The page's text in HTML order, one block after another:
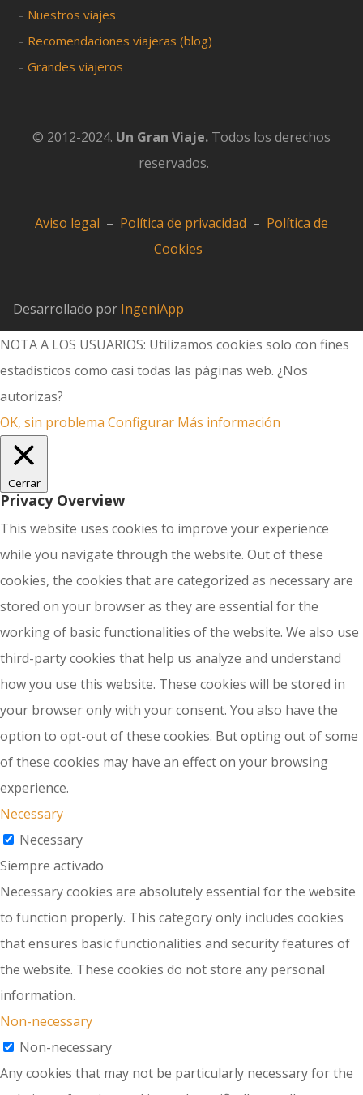
– Nuestros viajes
– Recomendaciones viajeras (blog)
–Grandes viajeros
© 2012-2024. Un Gran Viaje. Todos los derechos
reservados.
Aviso legal – Política de privacidad – Política de
Cookies
Desarrollado por IngeniApp
NOTA A LOS USUARIOS: Utilizamos cookies solo con fines
estadísticos como casi todas las páginas web. ¿Nos
autorizas?
OK, sin problema Configurar Más información
Cerrar
Privacy Overview
This website uses cookies to improve your experience
while you navigate through the website. Out of these
cookies, the cookies that are categorized as necessary are
stored on your browser as they are essential for the
working of basic functionalities of the website. We also use
third-party cookies that help us analyze and understand
how you use this website. These cookies will be stored in
your browser only with your consent. You also have the
option to opt-out of these cookies. But opting out of some
of these cookies may have an effect on your browsing
experience.
Necessary
Necessary
Siempre activado
Necessary cookies are absolutely essential for the website
to function properly. This category only includes cookies
that ensures basic functionalities and security features of
the website. These cookies do not store any personal
information.
Non-necessary
Non-necessary
Any cookies that may not be particularly necessary for the